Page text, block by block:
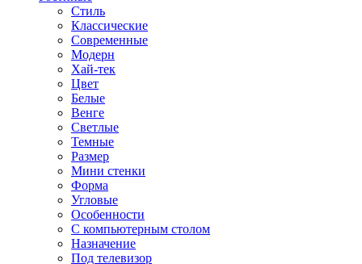
Стиль
Классические
Современные
Модерн
Хай-тек
Цвет
Белые
Венге
Светлые
Темные
Размер
Мини стенки
Форма
Угловые
Особенности
С компьютерным столом
Назначение
Под телевизор